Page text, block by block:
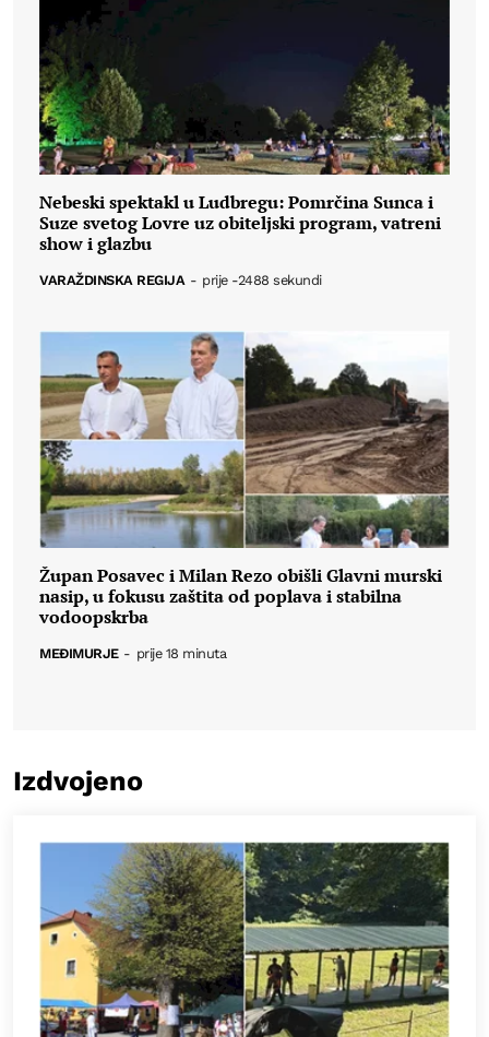
Nebeski spektakl u Ludbregu: Pomrčina Sunca i
Suze svetog Lovre uz obiteljski program, vatreni
show i glazbu
VARAŽDINSKA REGIJA - prije -2488 sekundi
Župan Posavec i Milan Rezo obišli Glavni murski
nasip, u fokusu zaštita od poplava i stabilna
vodoopskrba
MEĐIMURJE - prije 18 minuta
Izdvojeno